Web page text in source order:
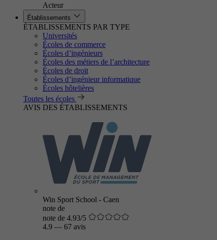
Acteur
Établissements
ÉTABLISSEMENTS PAR TYPE
Universités
Écoles de commerce
Écoles d’ingénieurs
Écoles des métiers de l’architecture
Écoles de droit
Écoles d’ingénieur informatique
Écoles hôtelières
Toutes les écoles
AVIS DES ÉTABLISSEMENTS
Win Sport School - Caen
note de
note de 4.93/5
4.9 — 67 avis